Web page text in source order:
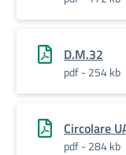
D.M.32
pdf - 254 kb
Circolare
pdf - 284 kb